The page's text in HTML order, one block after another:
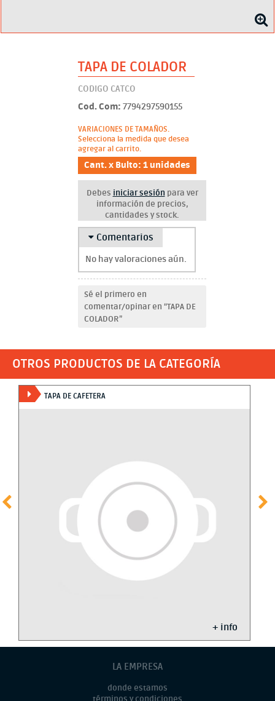
TAPA DE COLADOR
CODIGO CATCO
Cod. Com: 7794297590155
VARIACIONES DE TAMAÑOS.
Selecciona la medida que desea
agregar al carrito.
Cant. x Bulto: 1 unidades
Debes iniciar sesión para ver
información de precios,
cantidades y stock.
Comentarios
No hay valoraciones aún.
Sé el primero en
comentar/opinar en “TAPA DE
COLADOR”
OTROS PRODUCTOS DE LA CATEGORÍA
TAPA DE CAFETERA
+ info
LA EMPRESA
donde estamos
términos y condiciones